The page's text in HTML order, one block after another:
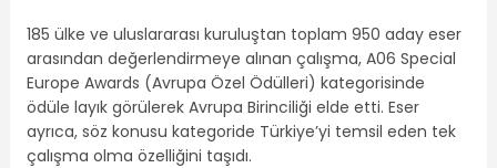
185 ülke ve uluslararası kuruluştan toplam 950 aday eser
arasından değerlendirmeye alınan çalışma, A06 Special
Europe Awards (Avrupa Özel Ödülleri) kategorisinde
ödüle layık görülerek Avrupa Birinciliği elde etti. Eser
ayrıca, söz konusu kategoride Türkiye’yi temsil eden tek
çalışma olma özelliğini taşıdı.